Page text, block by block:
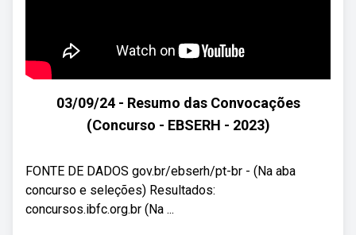
03/09/24 - Resumo das Convocações
(Concurso - EBSERH - 2023)
FONTE DE DADOS gov.br/ebserh/pt-br - (Na aba
concurso e seleções) Resultados:
concursos.ibfc.org.br (Na ...